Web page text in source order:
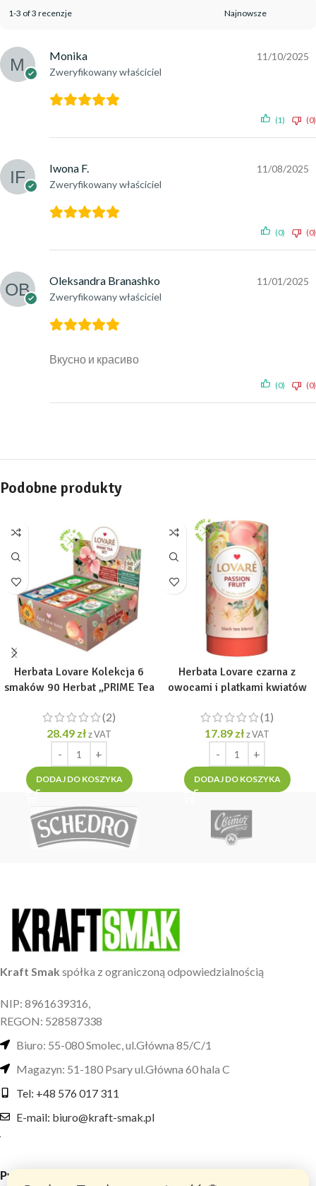
1-3 of 3 recenzje
Monika
Zweryfikowany właściciel
11/10/2025
(1) (0)
Iwona F.
Zweryfikowany właściciel
11/08/2025
(0) (0)
Oleksandra Branashko
Zweryfikowany właściciel
11/01/2025
Вкусно и красиво
(0) (0)
Podobne produkty
Herbata Lovare Kolekcja 6
smaków 90 Herbat „PRIME Tea
(2)
28.49 złz VAT
DODAJ DO KOSZYKA
Herbata Lovare czarna z
owocami i platkami kwiatów
TUBA = 80g](1)
17.89 złz VAT
DODAJ DO KOSZYKA
Kraft Smak spółka z ograniczoną odpowiedzialnością
NIP: 8961639316,
REGON: 528587338
Biuro: 55-080 Smolec, ul.Główna 85/C/1
Magazyn: 51-180 Psary ul.Główna 60 hala C
Tel: +48 576 017 311
E-mail: biuro@kraft-smak.pl
Przydatne linki